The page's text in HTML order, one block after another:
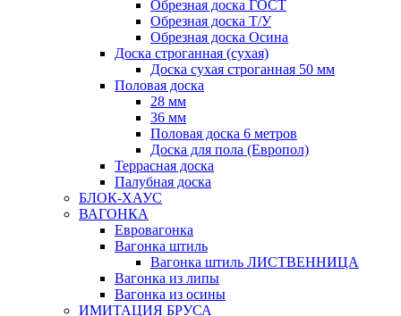
Обрезная доска ГОСТ
Обрезная доска Т/У
Обрезная доска Осина
Доска строганная (сухая)
Доска сухая строганная 50 мм
Половая доска
28 мм
36 мм
Половая доска 6 метров
Доска для пола (Европол)
Террасная доска
Палубная доска
БЛОК-ХАУС
ВАГОНКА
Евровагонка
Вагонка штиль
Вагонка штиль ЛИСТВЕННИЦА
Вагонка из липы
Вагонка из осины
ИМИТАЦИЯ БРУСА